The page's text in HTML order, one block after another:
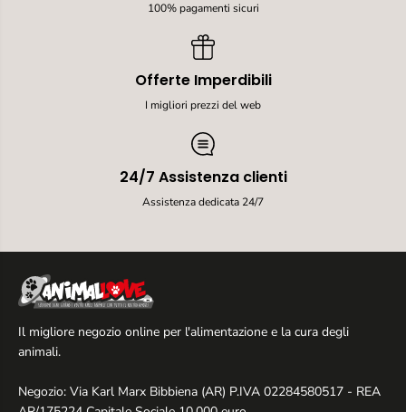
100% pagamenti sicuri
Offerte Imperdibili
I migliori prezzi del web
24/7 Assistenza clienti
Assistenza dedicata 24/7
Il migliore negozio online per l'alimentazione e la cura degli
animali.
Negozio: Via Karl Marx Bibbiena (AR) P.IVA 02284580517 - REA